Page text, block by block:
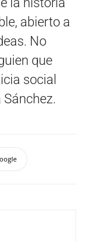
abierto a
No
que
social
Sánchez.